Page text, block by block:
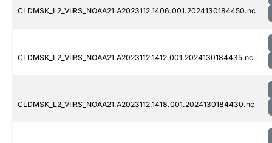
CLDMSK_L2_VIIRS_NOAA21.A2023112.1406.001.2024130184450.nc
CLDMSK_L2_VIIRS_NOAA21.A2023112.1412.001.2024130184435.nc
CLDMSK_L2_VIIRS_NOAA21.A2023112.1418.001.2024130184430.nc